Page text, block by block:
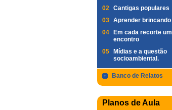
02 Cantigas populares
03 Aprender brincando
04
Em cada recorte um
encontro
05
Mídias e a questão
socioambiental.
Banco de Relatos
Planos de Aula